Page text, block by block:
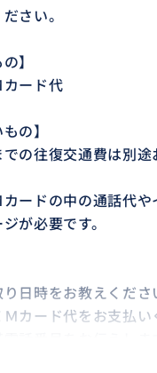
さい。
】
ード代
の】
の往復交通費は別途
ードの中の通話代や
が必要です。
日時をお教えくださ
Ｍカード代をお支払い
社のホームページよ